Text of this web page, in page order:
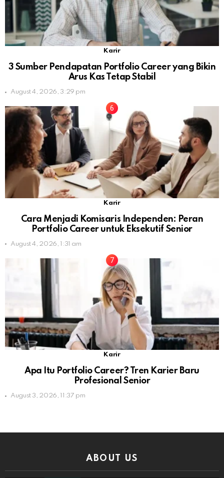
Karir
3 Sumber Pendapatan Portfolio Career yang Bikin
Arus Kas Tetap Stabil
August 4, 2026, 3:29 pm
Karir
Cara Menjadi Komisaris Independen: Peran
Portfolio Career untuk Eksekutif Senior
August 4, 2026, 1:31 am
Karir
Apa Itu Portfolio Career? Tren Karier Baru
Profesional Senior
August 3, 2026, 11:37 pm
ABOUT US